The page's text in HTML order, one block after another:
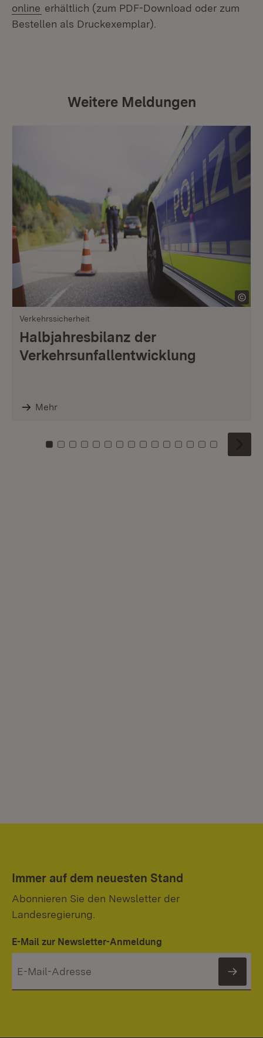
online (Öffnet in neuem Fenster)
erhältlich (zum PDF-Download oder zum
Bestellen als Druckexemplar).
Weitere Meldungen
Verkehrssicherheit
Halbjahresbilanz der
Verkehrsunfallentwicklung
Mehr
Zu Kachel: 0
Zu Kachel: 1
Zu Kachel: 2
Zu Kachel: 3
Zu Kachel: 4
Zu Kachel: 5
Zu Kachel: 6
Zu Kachel: 7
Zu Kachel: 8
Zu Kachel: 9
Zu Kachel: 10
Zu Kachel: 11
Zu Kachel: 12
Zu Kachel:
Zu
Immer auf dem neuesten Stand
Abonnieren Sie den Newsletter der
Landesregierung.
E-Mail zur Newsletter-Anmeldung